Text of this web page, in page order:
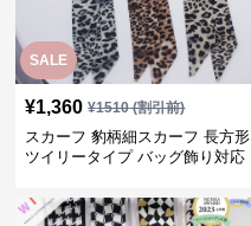
SALE
¥1,360 ¥1510(割引前)
スカーフ 豹柄細スカーフ 長方形
ツイリータイプ バッグ飾り対応